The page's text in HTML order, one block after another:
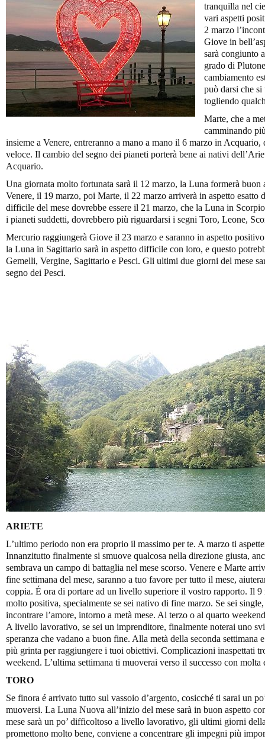
tranquilla nel
vari aspetti
2 marzo
Giove in
sarà congiunto
grado di
cambiamento
può darsi che
togliendo
Marte, che a
camminando
insieme a Venere, entreranno a mano a mano il 6 marzo in Acquario,
veloce. Il cambio del segno dei pianeti porterà bene ai nativi
Acquario.
Una giornata molto fortunata sarà il 12 marzo, la Luna formerà buon
Venere, il 19 marzo, poi Marte, il 22 marzo arriverà in aspetto esatto
difficile del mese dovrebbe essere il 21 marzo, che la Luna in
i pianeti suddetti, dovrebbero più riguardarsi i segni Toro, Leone,
Mercurio raggiungerà Giove il 23 marzo e saranno in aspetto
la Luna in Sagittario sarà in aspetto difficile con loro, e questo
Gemelli, Vergine, Sagittario e Pesci. Gli ultimi due giorni del mese
segno dei Pesci.
ARIETE
L’ultimo periodo non era proprio il massimo per te. A marzo ti
Innanzitutto finalmente si smuove qualcosa nella direzione giusta,
sembrava un campo di battaglia nel mese scorso. Venere e Marte
fine settimana del mese, saranno a tuo favore per tutto il mese,
coppia. É ora di portare ad un livello superiore il vostro rapporto. Il 9
molto positiva, specialmente se sei nativo di fine marzo. Se sei
incontrare l’amore, intorno a metà mese. Al terzo o al quarto
A livello lavorativo, se sei un imprenditore, finalmente noterai uno
speranza che vadano a buon fine. Alla metà della seconda settimana
più grinta per raggiungere i tuoi obiettivi. Complicazioni inaspettati
weekend. L’ultima settimana ti muoverai verso il successo con molta
TORO
Se finora é arrivato tutto sul vassoio d’argento, cosicché ti sarai un
muoversi. La Luna Nuova all’inizio del mese sarà in buon aspetto
mese sarà un po’ difficoltoso a livello lavorativo, gli ultimi giorni
promettono molto bene, conviene a concentrare gli impegni più